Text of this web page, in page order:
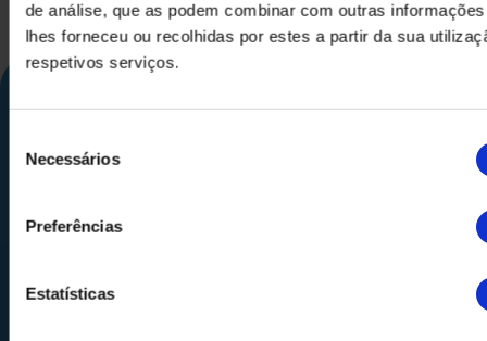
de análise, que as podem combinar com outras
lhes forneceu ou recolhidas por estes a partir da sua
respetivos serviços.
Necessários
Preferências
Estatísticas08520